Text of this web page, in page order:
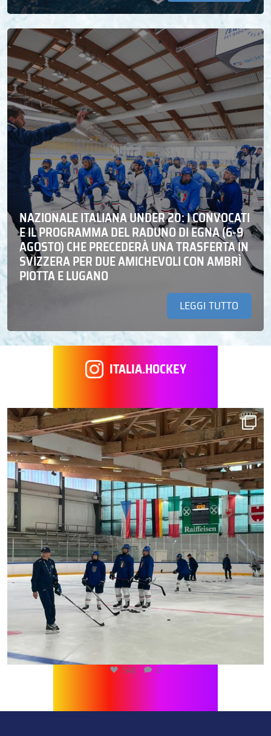
NAZIONALE ITALIANA UNDER 20: I CONVOCATI
E IL PROGRAMMA DEL RADUNO DI EGNA (6-9
AGOSTO) CHE PRECEDERÀ UNA TRASFERTA IN
SVIZZERA PER DUE AMICHEVOLI CON AMBRÌ
PIOTTA E LUGANO
LEGGI TUTTO
ITALIA.HOCKEY
540 0